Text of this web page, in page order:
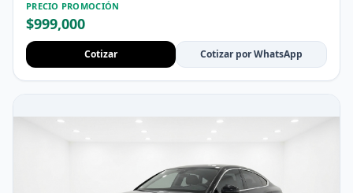
PRECIO PROMOCIÓN
$999,000
Cotizar Cotizar por WhatsApp